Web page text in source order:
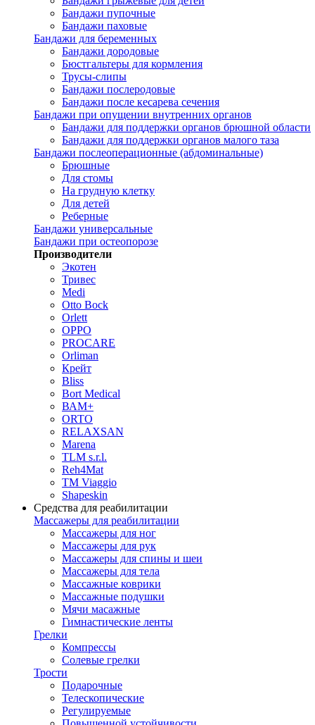
Бандажи пупочные
Бандажи паховые
Бандажи для беременных
Бандажи дородовые
Бюстгальтеры для кормления
Трусы-слипы
Бандажи послеродовые
Бандажи после кесарева сечения
Бандажи при опущении внутренних органов
Бандажи для поддержки органов брюшной области
Бандажи для поддержки органов малого таза
Бандажи послеоперационные (абдоминальные)
Брюшные
Для стомы
На грудную клетку
Для детей
Реберные
Бандажи универсальные
Бандажи при остеопорозе
Производители
Экотен
Тривес
Medi
Otto Bock
Orlett
OPPO
PROCARE
Orliman
Крейт
Bliss
Bort Medical
ВАМ+
ORTO
RELAXSAN
Marena
TLM s.r.l.
Reh4Mat
TM Viaggio
Shapeskin
Средства для реабилитации
Массажеры для реабилитации
Массажеры для ног
Массажеры для рук
Массажеры для спины и шеи
Массажеры для тела
Массажные коврики
Массажные подушки
Мячи масажные
Гимнастические ленты
Грелки
Компрессы
Солевые грелки
Трости
Подарочные
Телескопические
Регулируемые